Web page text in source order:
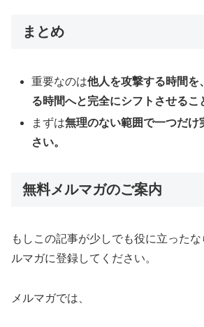
まとめ
重要なのは他人を攻撃する時間を
る時間へと完全にシフトさせるこ
まずは無理のない範囲で一つだけ
さい。
無料メルマガのご案内
もしこの記事が少しでも役に立った
ルマガに登録してください。
メルマガでは、